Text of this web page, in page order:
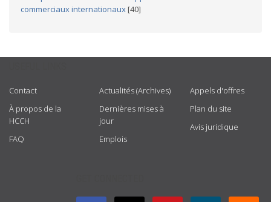
commerciaux internationaux[40]
Contact
À propos de la
HCCH
FAQ
Actualités (Archives)
Dernières mises à
jour
Emplois
Appels d'offres
Plan du site
Avis juridique